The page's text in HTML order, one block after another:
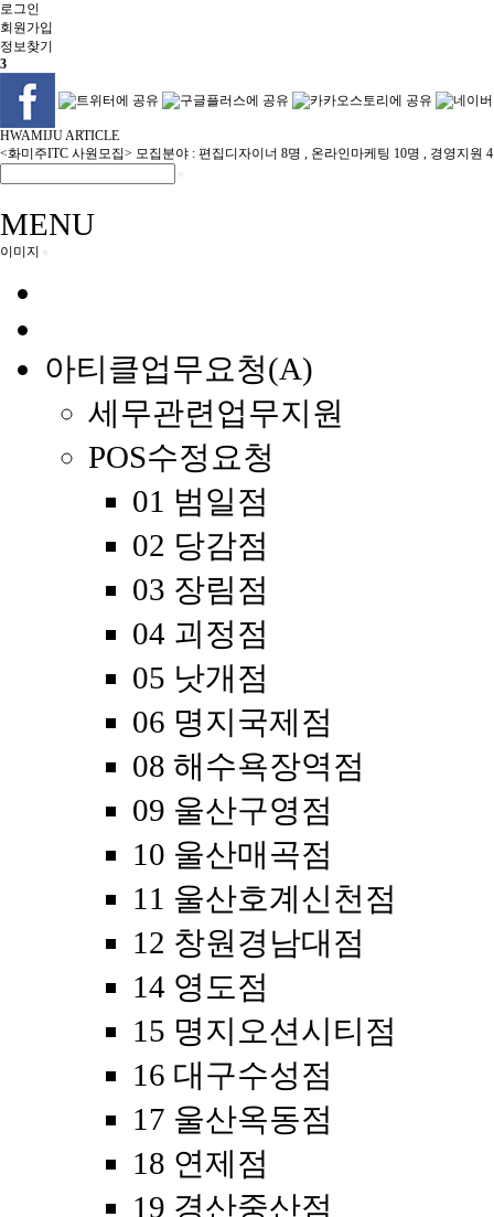
로그인
회원 가입
정보찾기
3
HWAMIJU ARTICLE
<화미주ITC 사원모집> 모집분야 : 편집디자이너 8명 , 온라인마케팅 10명 , 경영지원
MENU
이미지
아티클업무요청(A)
세무관련업무지원
POS수정요청
01 범일점
02 당감점
03 장림점
04 괴정점
05 낫개점
06 명지국제점
08 해수욕장역점
09 울산구영점
10 울산매곡점
11 울산호계신천점
12 창원경남대점
14 영도점
15 명지오션시티점
16 대구수성점
17 울산옥동점
18 연제점
19 경산중산점